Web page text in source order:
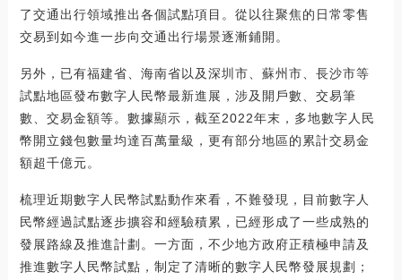
了交通出行領域推出各個試點項目。從以往聚焦的日常零售
交易到如今進一步向交通出行場景逐漸鋪開。
另外，已有福建省、海南省以及深圳市、蘇州市、長沙市等
試點地區發布數字人民幣最新進展，涉及開戶數、交易筆
數、交易金額等。數據顯示，截至2022年末，多地數字人民
幣開立錢包數量均達百萬量級，更有部分地區的累計交易金
額超千億元。
梳理近期數字人民幣試點動作來看，不難發現，目前數字人
民幣經過試點逐步擴容和經驗積累，已經形成了一些成熟的
發展路線及推進計劃。一方面，不少地方政府正積極申請及
推進數字人民幣試點，制定了清晰的數字人民幣發展規劃；